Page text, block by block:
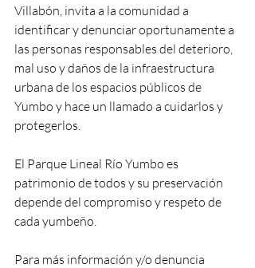
Villabón, invita a la comunidad a
identificar y denunciar oportunamente a
las personas responsables del deterioro,
mal uso y daños de la infraestructura
urbana de los espacios públicos de
Yumbo y hace un llamado a cuidarlos y
protegerlos.
El Parque Lineal Río Yumbo es
patrimonio de todos y su preservación
depende del compromiso y respeto de
cada yumbeño.
Para más información y/o denuncia